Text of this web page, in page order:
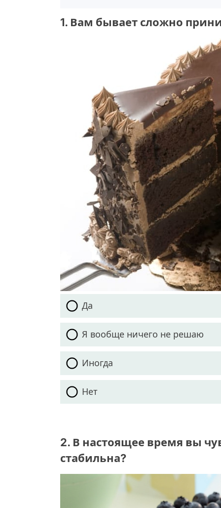
1. Вам бывает сложно
Да
Я вообще ничего не решаю
Иногда
Нет
2. В настоящее время вы
стабильна?